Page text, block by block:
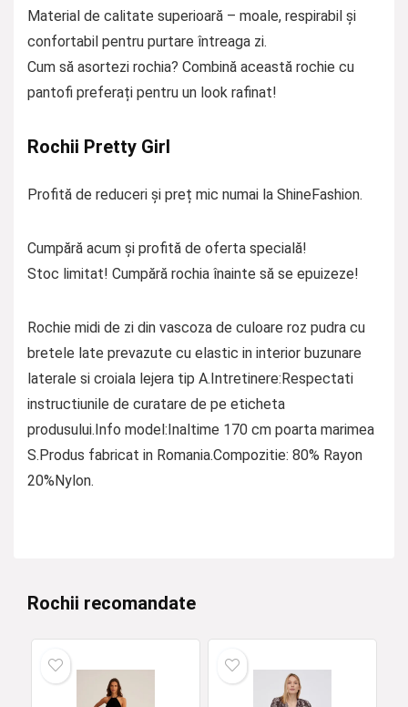
Material de calitate superioară – moale, respirabil și
confortabil pentru purtare întreaga zi.
Cum să asortezi rochia? Combină această rochie cu
pantofi preferați pentru un look rafinat!
Rochii Pretty Girl
Profită de reduceri și preț mic numai la ShineFashion.
Cumpără acum și profită de oferta specială!
Stoc limitat! Cumpără rochia înainte să se epuizeze!
Rochie midi de zi din vascoza de culoare roz pudra cu
bretele late prevazute cu elastic in interior buzunare
laterale si croiala lejera tip A.Intretinere:Respectati
instructiunile de curatare de pe eticheta
produsului.Info model:Inaltime 170 cm poarta marimea
S.Produs fabricat in Romania.Compozitie: 80% Rayon
20%Nylon.
Rochii recomandate